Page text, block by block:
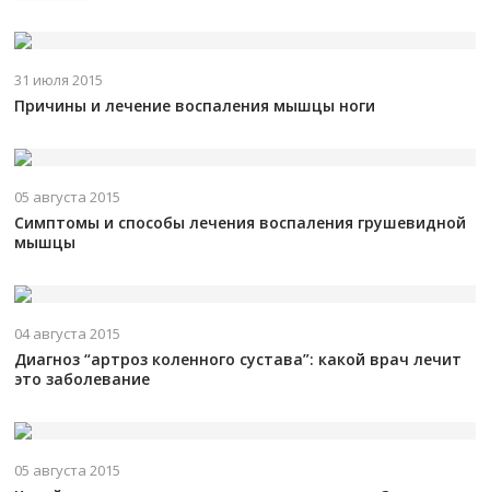
31 июля 2015
Причины и лечение воспаления мышцы ноги
05 августа 2015
Симптомы и способы лечения воспаления грушевидной
мышцы
04 августа 2015
Диагноз “артроз коленного сустава”: какой врач лечит
это заболевание
05 августа 2015